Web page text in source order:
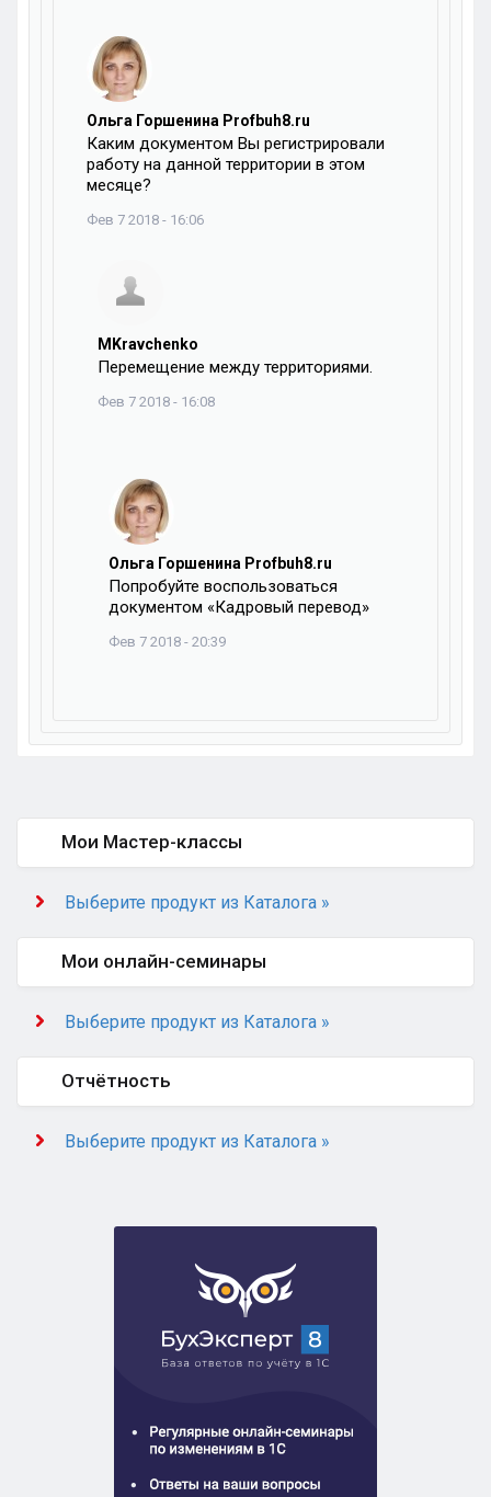
Ольга Горшенина Profbuh8.ru
Каким документом Вы регистрировали
работу на данной территории в этом
месяце?
Фев 7 2018 - 16:06
MKravchenko
Перемещение между территориями.
Фев 7 2018 - 16:08
Ольга Горшенина Profbuh8.ru
Попробуйте воспользоваться
документом «Кадровый перевод»
Фев 7 2018 - 20:39
Мои Мастер-классы
Выберите продукт из Каталога »
Мои онлайн-семинары
Выберите продукт из Каталога »
Отчётность
Выберите продукт из Каталога »